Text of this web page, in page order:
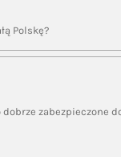
Polskę?
dobrze zabezpieczone